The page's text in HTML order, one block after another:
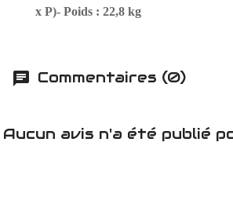
x P)- Poids : 22,8 kg
Commentaires (0)
Aucun avis n'a été publié